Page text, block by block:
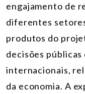
engajamento de
diferentes
produtos do
decisões públicas
internacionais,
da economia. A